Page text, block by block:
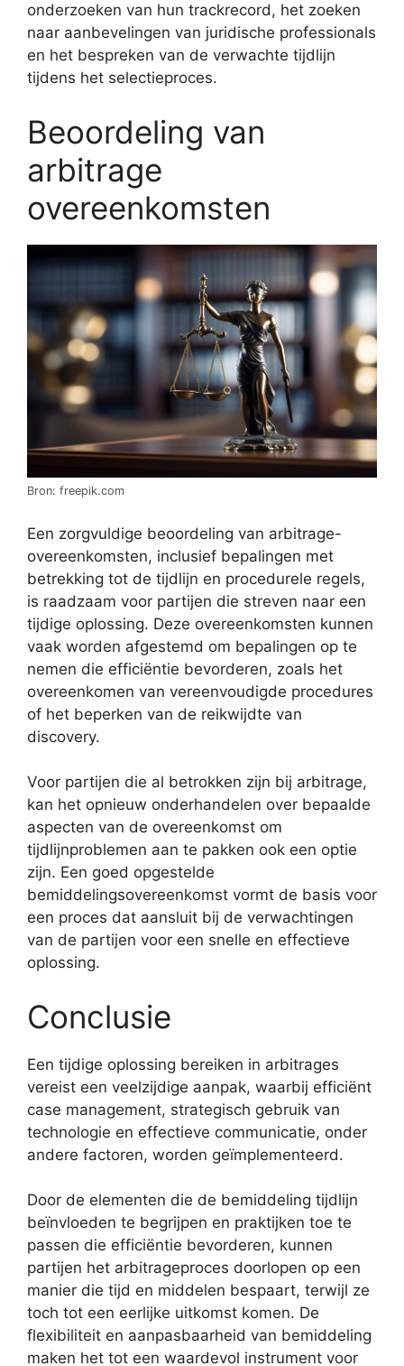
onderzoeken van hun trackrecord, het zoeken
naar aanbevelingen van juridische professionals
en het bespreken van de verwachte tijdlijn
tijdens het selectieproces.
Beoordeling van
arbitrage
overeenkomsten
Bron: freepik.com
Een zorgvuldige beoordeling van arbitrage-
overeenkomsten, inclusief bepalingen met
betrekking tot de tijdlijn en procedurele regels,
is raadzaam voor partijen die streven naar een
tijdige oplossing. Deze overeenkomsten kunnen
vaak worden afgestemd om bepalingen op te
nemen die efficiëntie bevorderen, zoals het
overeenkomen van vereenvoudigde procedures
of het beperken van de reikwijdte van
discovery.
Voor partijen die al betrokken zijn bij arbitrage,
kan het opnieuw onderhandelen over bepaalde
aspecten van de overeenkomst om
tijdlijnproblemen aan te pakken ook een optie
zijn. Een goed opgestelde
bemiddelingsovereenkomst vormt de basis voor
een proces dat aansluit bij de verwachtingen
van de partijen voor een snelle en effectieve
oplossing.
Conclusie
Een tijdige oplossing bereiken in arbitrages
vereist een veelzijdige aanpak, waarbij efficiënt
case management, strategisch gebruik van
technologie en effectieve communicatie, onder
andere factoren, worden geïmplementeerd.
Door de elementen die de bemiddeling tijdlijn
beïnvloeden te begrijpen en praktijken toe te
passen die efficiëntie bevorderen, kunnen
partijen het arbitrageproces doorlopen op een
manier die tijd en middelen bespaart, terwijl ze
toch tot een eerlijke uitkomst komen. De
flexibiliteit en aanpasbaarheid van bemiddeling
maken het tot een waardevol instrument voor